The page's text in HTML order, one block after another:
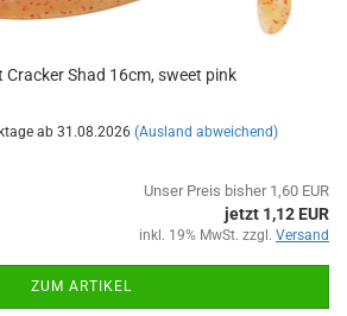
Cracker Shad 16cm, sweet pink
ab 31.08.2026 (Ausland abweichend)
Unser Preis bisher 1,60 EUR
jetzt 1,12 EUR
inkl. 19% MwSt. zzgl. Versand
ZUM ARTIKEL